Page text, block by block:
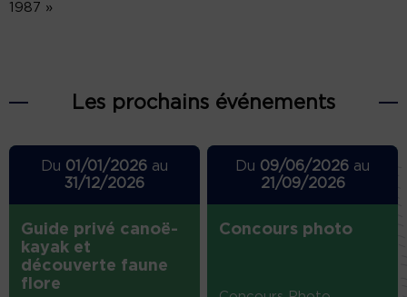
1987 »
Les prochains événements
Du 01/01/2026au
31/12/2026
Guide privé canoë-
kayak et
découverte faune
flore
Du 09/06/2026 au
21/09/2026
Concours photo